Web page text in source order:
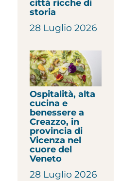
città ricche di
storia
28 Luglio 2026
Ospitalità, alta
cucina e
benessere a
Creazzo, in
provincia di
Vicenza nel
cuore del
Veneto
28 Luglio 2026